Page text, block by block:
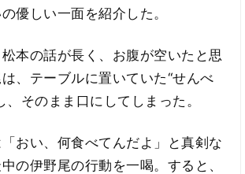
優しい一面を紹介した。
本の話が長く、お腹が空いたと思
、テーブルに置いていた“せんべ
、そのまま口にしてしまった。
おい、何食べてんだよ」と真剣な
の伊野尾の行動を一喝。すると、